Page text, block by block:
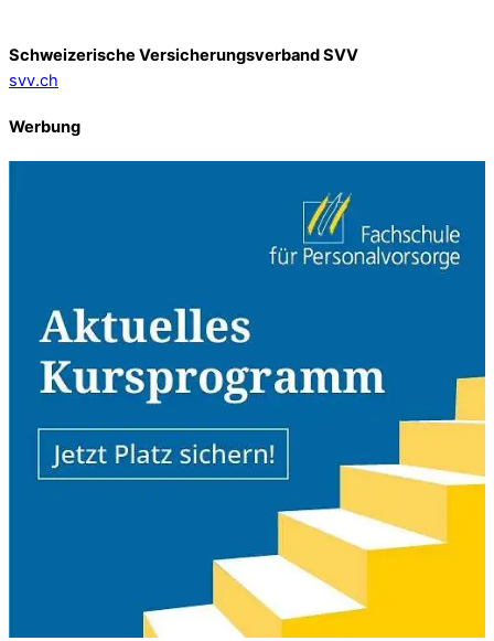
Schweizerische Versicherungsverband SVV
svv.ch
Werbung